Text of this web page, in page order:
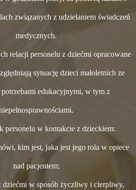
związanych z udzielaniem świadczeń
medycznych.
relacji personelu z dziećmi opracowane
sytuację dzieci małoletnich ze
edukacyjnymi, w tym z
personelu w kontakcie z dzieckiem:
kim jest, jaka jest jego rola w opiece
nad pacjentem;
dziećmi w sposób życzliwy i cierpliwy,